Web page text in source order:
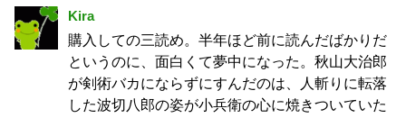
Kira
購入しての三読め。半年ほど前に読んだばかりだ
というのに、面白くて夢中になった。秋山大治郎
が剣術バカにならずにすんだのは、人斬りに転落
した波切八郎の姿が小兵衛の心に焼きついていた